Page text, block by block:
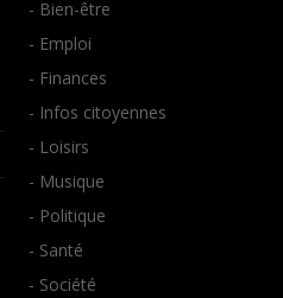
- Bien-être
- Emploi
- Finances
- Infos citoyennes
- Loisirs
- Musique
- Politique
- Santé
- Société